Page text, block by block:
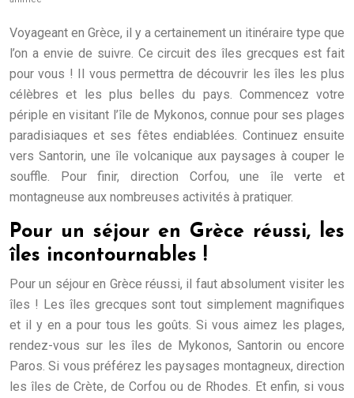
Voyageant en Grèce, il y a certainement un itinéraire type que
l’on a envie de suivre. Ce circuit des îles grecques est fait
pour vous ! Il vous permettra de découvrir les îles les plus
célèbres et les plus belles du pays. Commencez votre
périple en visitant l’île de Mykonos, connue pour ses plages
paradisiaques et ses fêtes endiablées. Continuez ensuite
vers Santorin, une île volcanique aux paysages à couper le
souffle. Pour finir, direction Corfou, une île verte et
montagneuse aux nombreuses activités à pratiquer.
Pour un séjour en Grèce réussi, les
îles incontournables !
Pour un séjour en Grèce réussi, il faut absolument visiter les
îles ! Les îles grecques sont tout simplement magnifiques
et il y en a pour tous les goûts. Si vous aimez les plages,
rendez-vous sur les îles de Mykonos, Santorin ou encore
Paros. Si vous préférez les paysages montagneux, direction
les îles de Crète, de Corfou ou de Rhodes. Et enfin, si vous